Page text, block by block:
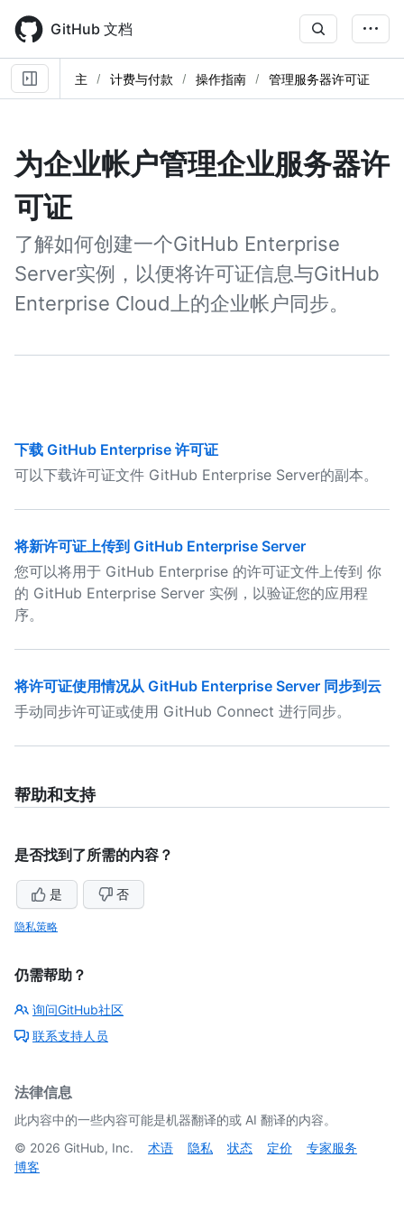
main
content
GitHub 文档
主 计费与付款 操作指南 管理服务器许可证
为企业帐户管理企业服务器许
可证
了解如何创建一个GitHub Enterprise
Server实例，以便将许可证信息与GitHub
Enterprise Cloud上的企业帐户同步。
下载 GitHub Enterprise 许可证
可以下载许可证文件 GitHub Enterprise Server的副本。
将新许可证上传到 GitHub Enterprise Server
您可以将用于 GitHub Enterprise 的许可证文件上传到 你
的 GitHub Enterprise Server 实例，以验证您的应用程
序。
将许可证使用情况从 GitHub Enterprise Server 同步到云
手动同步许可证或使用 GitHub Connect 进行同步。
帮助和支持
是否找到了所需的内容？
是 否
隐私策略
仍需帮助？
询问GitHub社区
联系支持人员
法律信息
此内容中的一些内容可能是机器翻译的或 AI 翻译的内容。
© 2026 GitHub, Inc. 术语 隐私 状态 定价
专家服务
博客